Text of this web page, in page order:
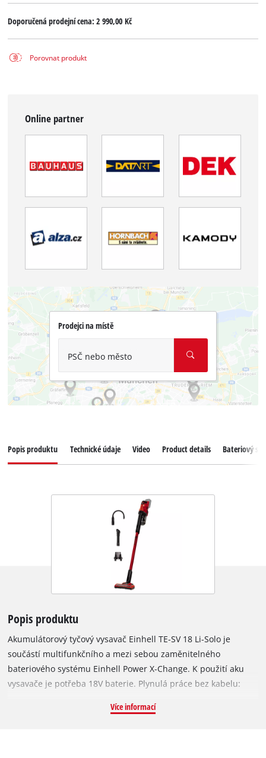
Doporučená prodejní cena:2 990,00 Kč
Porovnat produkt
Online partner
Prodejci na místě
PSČ nebo město
Popis produktu Technické údaje Video Product details Bateriový
Popis produktu
Akumulátorový tyčový vysavač Einhell TE-SV 18 Li-Solo je
součástí multifunkčního a mezi sebou zaměnitelného
bateriového systému Einhell Power X-Change. K použití aku
vysavače je potřeba 18V baterie. Plynulá práce bez kabelu:
technologií rychlého nabíjení. Pokud je právě používaná
Více informací